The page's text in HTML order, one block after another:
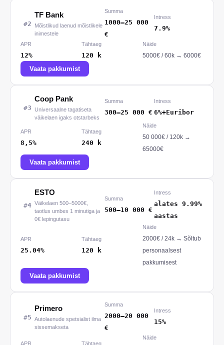
#2
TF Bank
Mõistlikud laenud mõistlikele
inimestele
Summa
1000–25 000
€
Intress
7.9%
APR
12%
Tähtaeg
120 k
Näide
5000€ /60k → 6000€
Vaata pakkumist
#3
Coop Pank
Universaalne tagatiseta
väikelaen igaks otstarbeks
Summa
300–25 000 €
Intress
6%+Euribor
APR
8,5%
Tähtaeg
240 k
Näide
50 000€ / 120k →
65000€
Vaata pakkumist
#4
ESTO
Väikelaen 500–5000€,
taotlus umbes 1 minutiga ja
0€ lepingutasu
Summa
500–10 000 €
Intress
alates 9.99%
aastas
APR
25.04%
Tähtaeg
120 k
Näide
2000€ /24k → Sõltub
personaalsest
pakkumisest
Vaata pakkumist
#5
Primero
Autolaenude spetsialist ilma
sissemakseta
Summa
2000–20 000
€
Intress
15%
APR Tähtaeg
Näide